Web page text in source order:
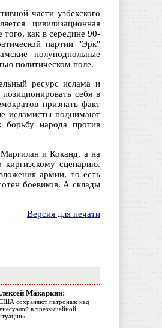
части узбекского
цивилизационная
как в середине 90-
партии "Эрк"
полуподпольные
политическом поле.
ресурс ислама и
себя в
признать факт
исламисты поднимают
борьбу народа против
и Коканд, а на
сценарию.
армии, то есть
боевиков. А склады
Версия для печати
Макаркин:
сохраняют патронаж над
в чрезвычайной